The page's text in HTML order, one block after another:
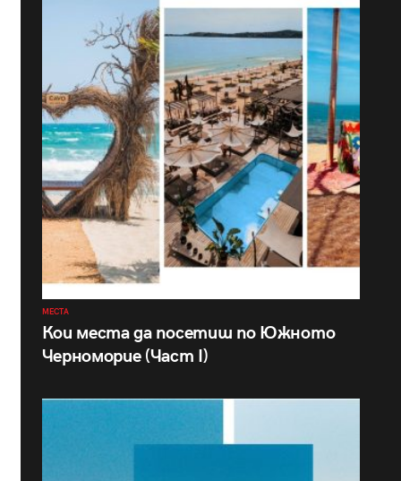
МЕСТА
Кои места да посетиш по Южното
Черноморие (Част I)